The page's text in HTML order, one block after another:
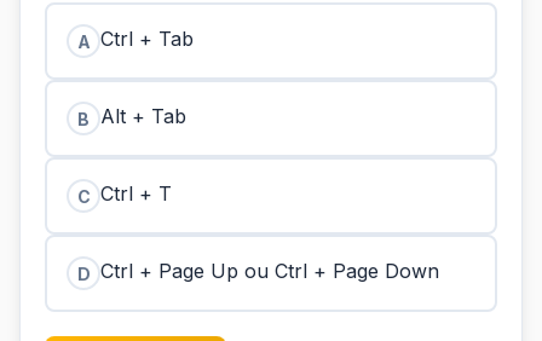
A Ctrl + Tab
B Alt + Tab
C Ctrl + T
D Ctrl + Page Up ou Ctrl + Page Down